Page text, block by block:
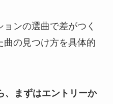
ンの選曲で差がつく
曲の見つけ方を具体的
、まずはエントリーか